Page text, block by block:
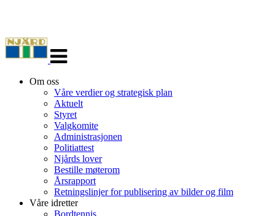
navigasjon
Om oss
Våre verdier og strategisk plan
Aktuelt
Styret
Valgkomite
Administrasjonen
Politiattest
Njårds lover
Bestille møterom
Årsrapport
Retningslinjer for publisering av bilder og film
Våre idretter
Bordtennis